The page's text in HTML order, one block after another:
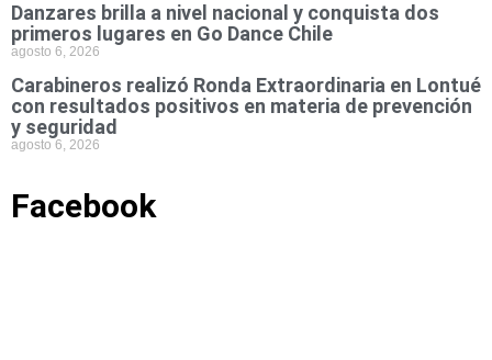
Danzares brilla a nivel nacional y conquista dos
primeros lugares en Go Dance Chile
agosto 6, 2026
Carabineros realizó Ronda Extraordinaria en Lontué
con resultados positivos en materia de prevención
y seguridad
agosto 6, 2026
Facebook